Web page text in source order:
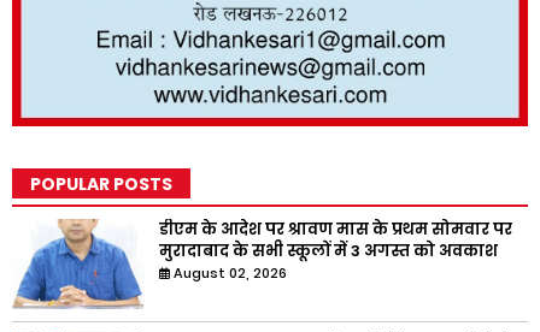
POPULAR POSTS
डीएम के आदेश पर श्रावण मास के प्रथम सोमवार पर
मुरादाबाद के सभी स्कूलों में 3 अगस्त को अवकाश
August 02, 2026